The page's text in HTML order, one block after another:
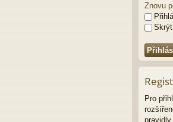
Znovu
Pro